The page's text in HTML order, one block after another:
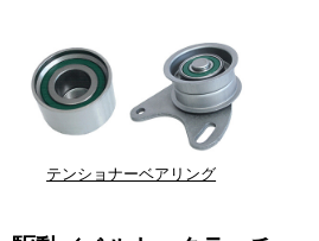
テンショナーベアリング